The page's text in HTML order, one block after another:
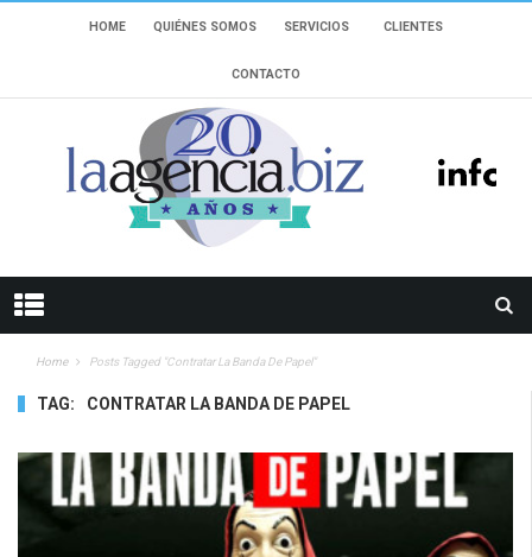
HOME QUIÉNES SOMOS SERVICIOS CLIENTES
CONTACTO
Home Posts Tagged "contratar La Banda De Papel"
TAG: CONTRATAR LA BANDA DE PAPEL